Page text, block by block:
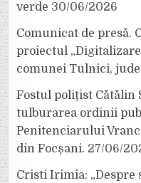
verde 30/06/2026
Comunicat de presă.
proiectul
comunei Tulnici,
Fostul polițist Cătălin
tulburarea ordinii
Penitenciarului
din Focșani. 27/06/
Cristi Irimia: